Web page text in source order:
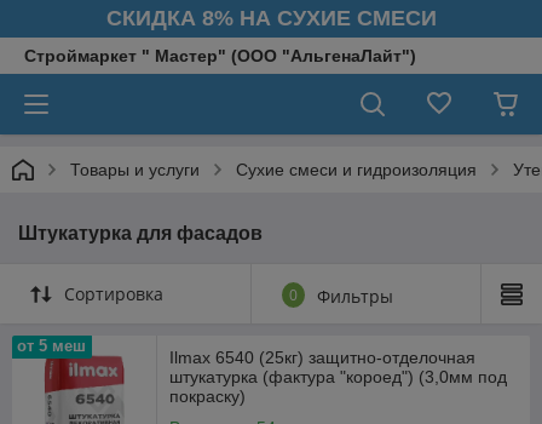
СКИДКА 8% НА СУХИЕ СМЕСИ
Строймаркет " Мастер" (ООО "АльгенаЛайт")
Товары и услуги Сухие смеси и гидроизоляция
Штукатурка для фасадов
Сортировка 0 Фильтры
от 5 меш
Ilmax 6540 (25кг) защитно-отделочная
штукатурка (фактура "короед") (3,0мм под
покраску)